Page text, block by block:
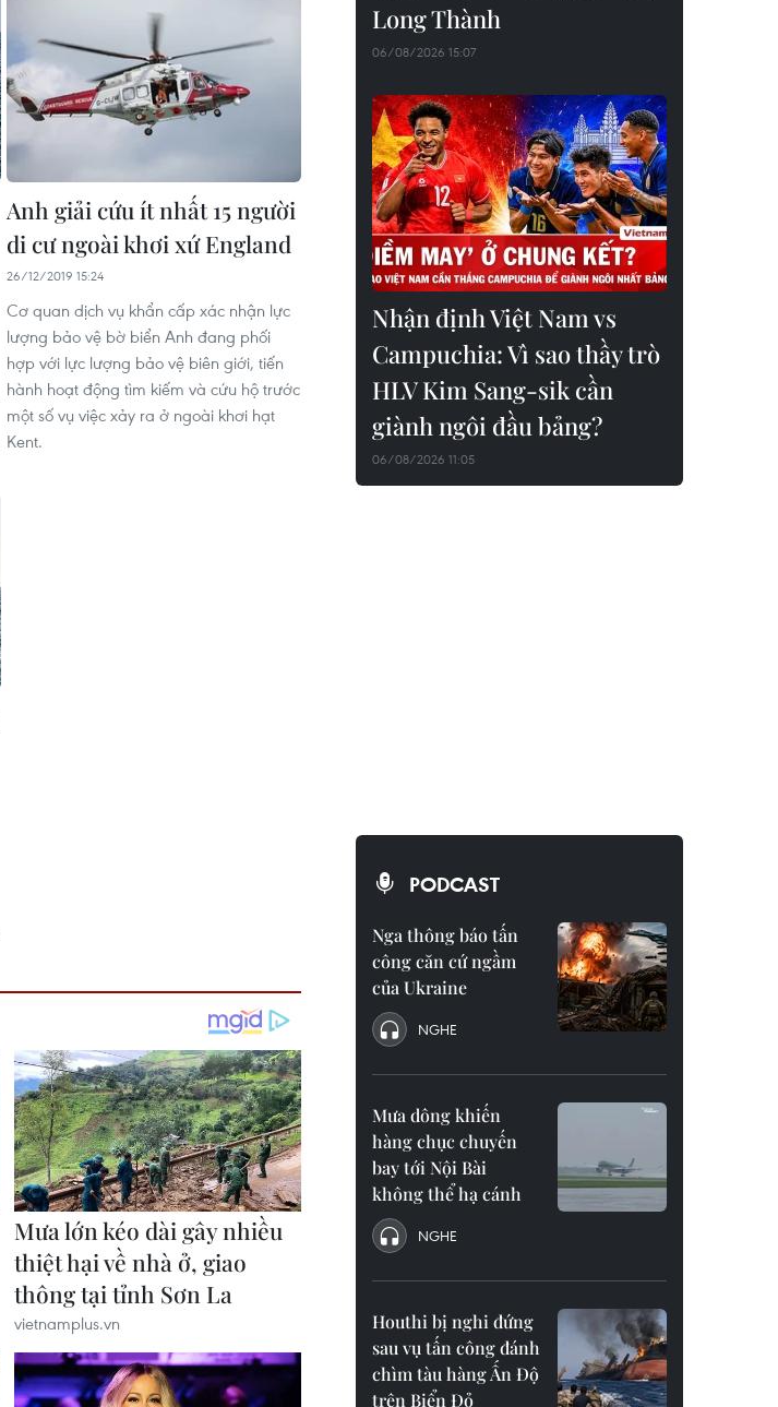
Anh giải cứu ít nhất 15 người
di cư ngoài khơi xứ England
26/12/2019 15:24
Cơ quan dịch vụ khẩn cấp xác nhận lực
lượng bảo vệ bờ biển Anh đang phối
hợp với lực lượng bảo vệ biên giới, tiến
hành hoạt động tìm kiếm và cứu hộ trước
một số vụ việc xảy ra ở ngoài khơi hạt
Kent.
Long Thành
06/08/2026 15:07
Nhận định Việt Nam vs
Campuchia: Vì sao thầy trò
HLV Kim Sang-sik cần
giành ngôi đầu bảng?
06/08/2026 11:05
PODCAST
Nga thông báo tấn
công căn cứ ngầm
của Ukraine
NGHE
Mưa dông khiến
hàng chục chuyến
bay tới Nội Bài
không thể hạ cánh
NGHE
Houthi bị nghi đứng
sau vụ tấn công đánh
chìm tàu hàng Ấn Độ
trên Biển Đỏ